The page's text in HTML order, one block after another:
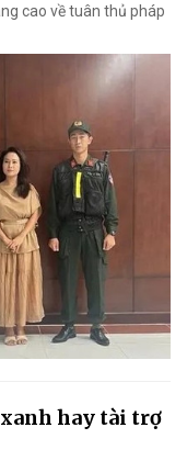
cao về tuân thủ pháp
hay tài trợ